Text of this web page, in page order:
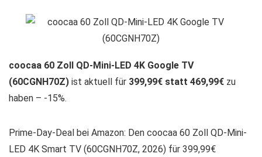
coocaa 60 Zoll QD-Mini-LED 4K Google TV
(60CGNH70Z) ist aktuell für 399,99€ statt 469,99€ zu
haben – -15%.
Prime-Day-Deal bei Amazon: Den coocaa 60 Zoll QD-Mini-
LED 4K Smart TV (60CGNH70Z, 2026) für 399,99€